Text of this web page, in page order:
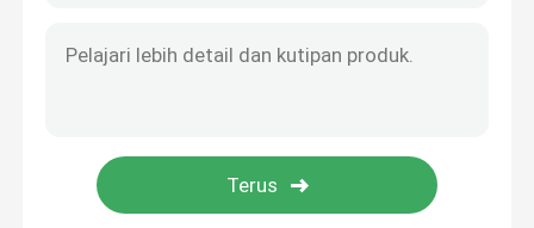
blog
Mesin qPCR portabel